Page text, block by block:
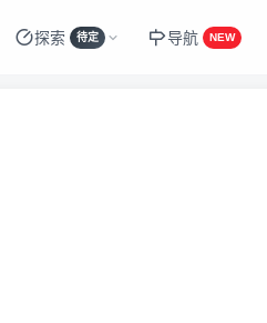
探索 待定 导航 NEW